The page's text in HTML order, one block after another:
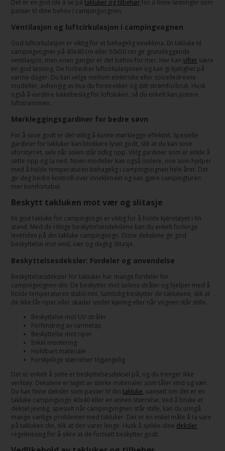
Det er en god idé å se påtakluker og tilbehørfor å finne løsninger som
passer til dine behov i campingvognen.
Ventilasjon og luftcirkulasjon i campingvognen
God luftcirkulasjon er viktig for et behagelig inneklima. En takluke til
campingvogner på 40x40 cm eller 50x50 cm gir grunnleggende
ventilasjon, men noen ganger er det behov for mer. Her kanviftervære
en god løsning. De forbedrer luftcirkulasjonen og kan gi kjølighet på
varme dager. Du kan velge mellom elektriske eller solcelledrevne
modeller, avhengig av hva du foretrekker og ditt strømforbruk. Husk
også å vurdere lukkebeslag for loftsluken, så du enkelt kan justere
luftstrømmen.
Mørkleggingsgardiner for bedre søvn
For å sove godt er det viktig å kunne mørklegge effektivt. Spesielle
gardiner for takluker kan blokkere lyset godt, slik at du kan sove
uforstyrret, selv når solen står tidlig opp. Velg gardiner som er enkle å
sette opp og ta ned. Noen modeller kan også isolere, noe som hjelper
med å holde temperaturen behagelig i campingvognen hele året. Det
gir deg bedre kontroll over inneklimaet og kan gjøre campingturen
mer komfortabel.
Beskytt takluken mot vær og slitasje
En god takluke for campingvogn er viktig for å holde kjøretøyet i fin
stand. Med de riktige beskyttelsesdekslene kan du enkelt forlenge
levetiden på din takluke campingvogn. Disse dekslene gir god
beskyttelse mot vind, vær og daglig slitasje.
Beskyttelsesdeksler: Fordeler og anvendelse
Beskyttelsesdeksler for takluker har mange fordeler for
campingvognen din. De beskytter mot solens stråler og hjelper med å
holde temperaturen stabil inni. Samtidig beskytter de taklukene, slik at
de ikke får riper eller skader under kjøring eller når vognen står stille.
Beskyttelse mot UV-stråler
Forhindring av varmetap
Beskyttelse mot riper
Enkel montering
Holdbart materiale
Forskjellige størrelser tilgjengelig
Det er enkelt å sette et beskyttelsesdeksel på, og du trenger ikke
verktøy. Dekslene er laget av sterke materialer som tåler vind og vær.
Du kan finne deksler som passer til dintakluke, uansett om det er en
takluke campingvogn 40x40 eller en annen størrelse. Ved å bruke et
deksel jevnlig, spesielt når campingvognen står stille, kan du unngå
mange vanlige problemer med takluker. Det er en enkel måte å ta vare
på takluken din, slik at den varer lenge. Husk å sjekke dine deksler
regelmessig for å sikre at de fortsatt beskytter godt.